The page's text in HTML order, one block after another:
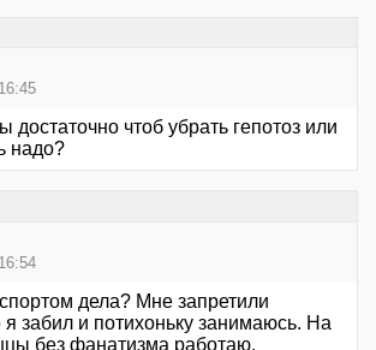
достаточно чтоб убрать гепотоз или
надо?
дела? Мне запретили
я забил и потихоньку занимаюсь. На
без фанатизма работаю.